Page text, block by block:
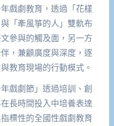
戲劇教育，透過「花樣
「牽風箏的人」雙軌布
參與的觸及面，另一方
，兼顧廣度與深度，逐
教育現場的行動模式。
戲劇節」透過培訓、創
長時間投入中培養表達
標性的全國性戲劇教育